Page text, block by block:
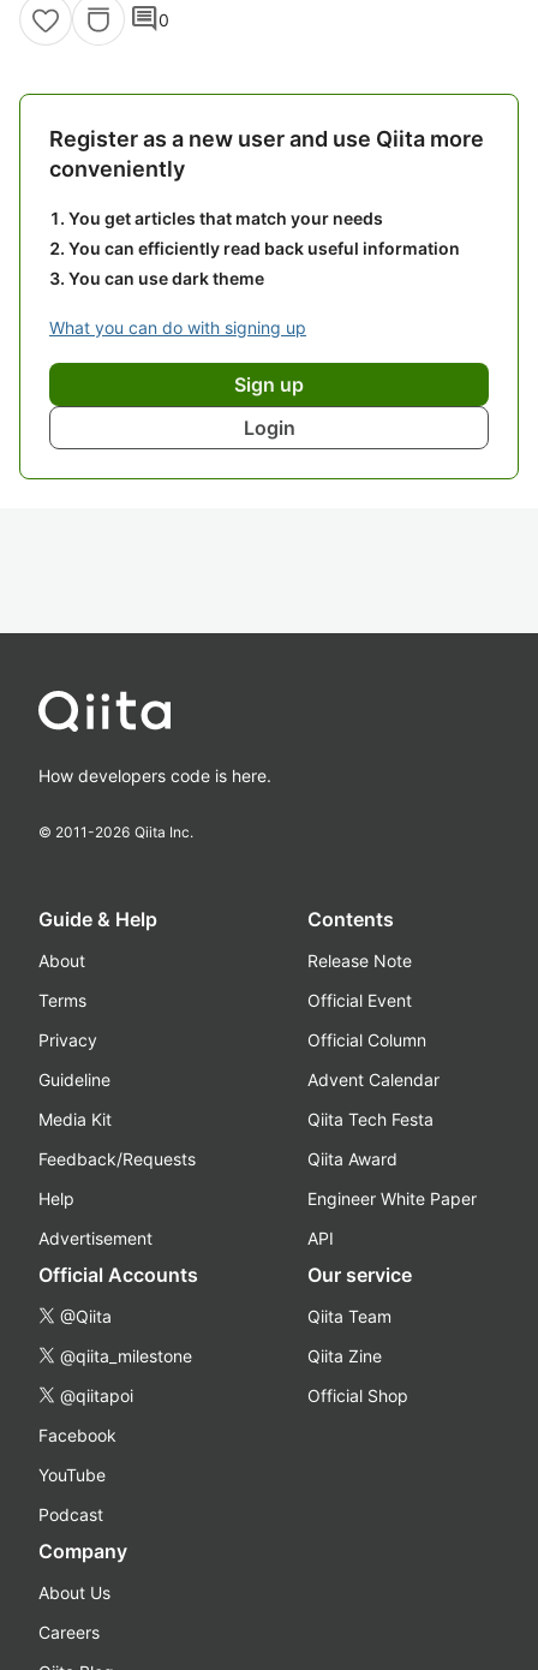
comment0
Register as a new user and use Qiita more
conveniently
You get articles that match your needs
You can efficiently read back useful information
You can use dark theme
What you can do with signing up
Sign up
Login
How developers code is here.
© 2011-2026 Qiita Inc.
Guide & Help
About
Terms
Privacy
Guideline
Media Kit
Feedback/Requests
Help
Advertisement
Contents
Release Note
Official Event
Official Column
Advent Calendar
Qiita Tech Festa
Qiita Award
Engineer White Paper
API
Official Accounts
@Qiita
@qiita_milestone
@qiitapoi
Facebook
YouTube
Podcast
Our service
Qiita Team
Qiita Zine
Official Shop
Company
About Us
Careers